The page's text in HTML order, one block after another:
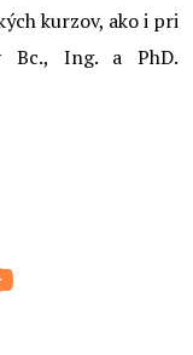
kurzov, ako i pri
Bc., Ing. a PhD.